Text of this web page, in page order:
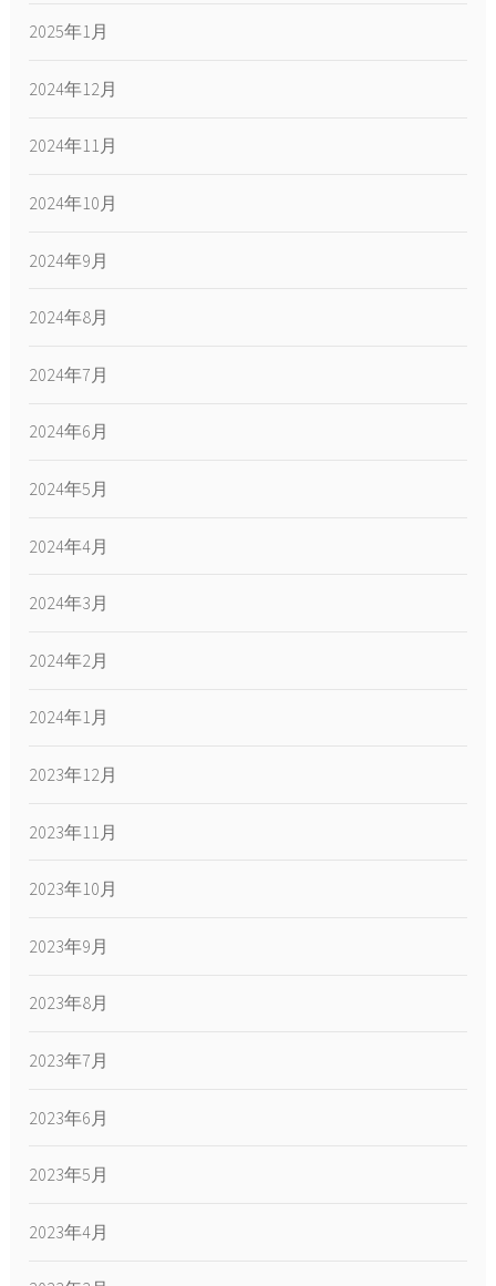
2025年1月
2024年12月
2024年11月
2024年10月
2024年9月
2024年8月
2024年7月
2024年6月
2024年5月
2024年4月
2024年3月
2024年2月
2024年1月
2023年12月
2023年11月
2023年10月
2023年9月
2023年8月
2023年7月
2023年6月
2023年5月
2023年4月